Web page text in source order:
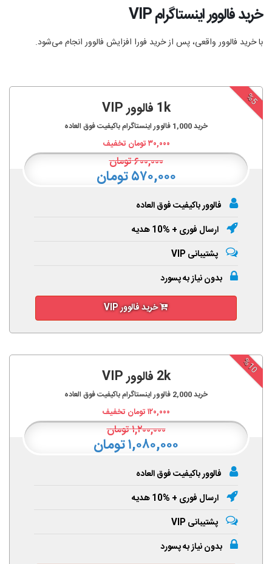
خرید فالوور اینستاگرام VIP
با خرید فالوور واقعی، پس از خرید فورا افزایش فالوور انجام‌ می‌شود.
%5 1k فالوور VIP
خرید1,000 فالوور اینستاگرام باکیفیت فوق العاده
۳۰,۰۰۰تومان تخفیف
۶۰۰,۰۰۰تومان
۵۷۰,۰۰۰ تومان
فالوور باکیفیت فوق العاده
ارسال فوری + %10 هدیه
پشتیبانی VIP
بدون نیاز به پسورد
خرید فالوور VIP
%10
2k فالوور VIP
خرید2,000 فالوور اینستاگرام باکیفیت فوق العاده
۱۲۰,۰۰۰تومان تخفیف
۱,۲۰۰,۰۰۰تومان
۱,۰۸۰,۰۰۰ تومان
فالوور باکیفیت فوق العاده
ارسال فوری + %10 هدیه
پشتیبانی VIP
بدون نیاز به پسورد